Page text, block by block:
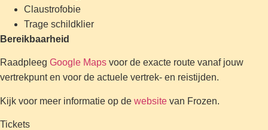
Claustrofobie
Trage schildklier
Bereikbaarheid
Raadpleeg Google Maps voor de exacte route vanaf jouw
vertrekpunt en voor de actuele vertrek- en reistijden.
Kijk voor meer informatie op de website van Frozen.
Tickets